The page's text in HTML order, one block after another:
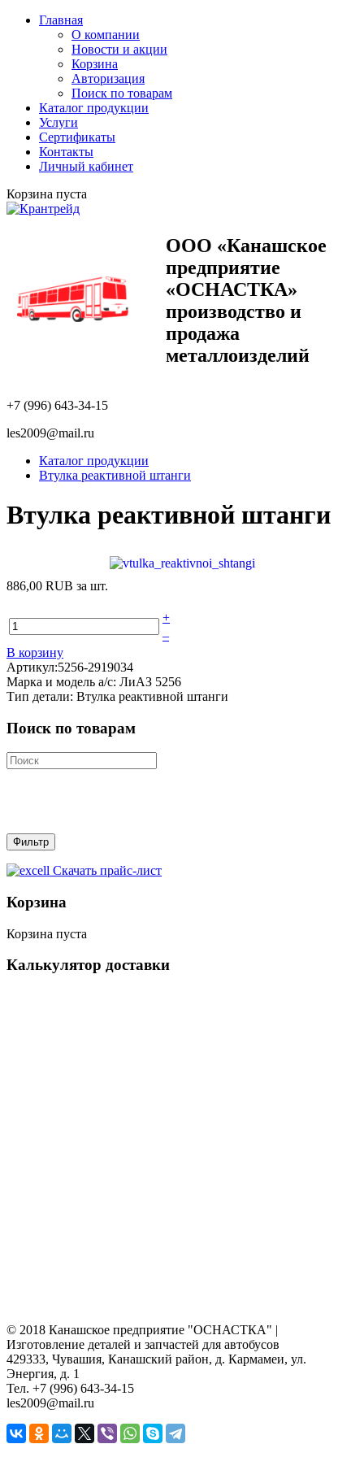
Главная
О компании
Новости и акции
Корзина
Авторизация
Поиск по товарам
Каталог продукции
Услуги
Сертификаты
Контакты
Личный кабинет
Корзина пуста
ООО «Канашское
предприятие
«ОСНАСТКА»
производство и
продажа
металлоизделий
+7 (996) 643-34-15
les2009@mail.ru
Каталог продукции
Втулка реактивной штанги
Втулка реактивной штанги
886,00 RUB за шт.
+
–
В корзину
Артикул:5256-2919034
Марка и модель а/с: ЛиАЗ 5256
Тип детали: Втулка реактивной штанги
Поиск по товарам
Скачать прайс-лист
Корзина
Корзина пуста
Калькулятор доставки
© 2018 Канашское предприятие "ОСНАСТКА" |
Изготовление деталей и запчастей для автобусов
429333, Чувашия, Канашский район, д. Кармамеи, ул.
Энергия, д. 1
Тел. +7 (996) 643-34-15
les2009@mail.ru